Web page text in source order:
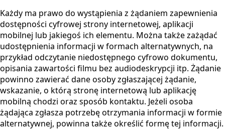
Każdy ma prawo do wystąpienia z żądaniem zapewnienia
dostępności cyfrowej strony internetowej, aplikacji
mobilnej lub jakiegoś ich elementu. Można także zażądać
udostępnienia informacji w formach alternatywnych, na
przykład odczytanie niedostępnego cyfrowo dokumentu,
opisania zawartości filmu bez audiodeskrypcji itp. Żądanie
powinno zawierać dane osoby zgłaszającej żądanie,
wskazanie, o którą stronę internetową lub aplikację
mobilną chodzi oraz sposób kontaktu. Jeżeli osoba
żądająca zgłasza potrzebę otrzymania informacji w formie
alternatywnej, powinna także określić formę tej informacji.